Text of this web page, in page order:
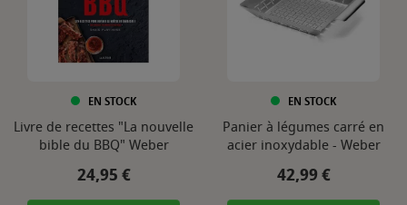
EN STOCK
Livre de recettes "La nouvelle
bible du BBQ" Weber
Prix
24,95 €
EN STOCK
Panier à légumes carré en
acier inoxydable - Weber
Prix
42,99 €